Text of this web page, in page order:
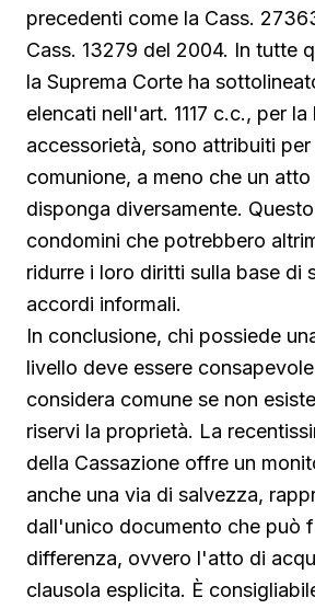
precedenti come la Cass.
Cass. 13279 del 2004. In tutte
la Suprema Corte ha
elencati nell'art. 1117 c.c., per
accessorietà, sono attribuiti per
comunione, a meno che un
disponga diversamente.
condomini che potrebbero
ridurre i loro diritti sulla base di
accordi informali.
In conclusione, chi possiede
livello deve essere
considera comune se non
riservi la proprietà. La
della Cassazione offre un
anche una via di salvezza,
dall'unico documento che può
differenza, ovvero l'atto di
clausola esplicita. È